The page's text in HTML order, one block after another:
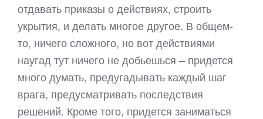
отдавать приказы о действиях, строить
укрытия, и делать многое другое. В общем-
то, ничего сложного, но вот действиями
наугад тут ничего не добьешься – придется
много думать, предугадывать каждый шаг
врага, предусматривать последствия
решений. Кроме того, придется заниматься